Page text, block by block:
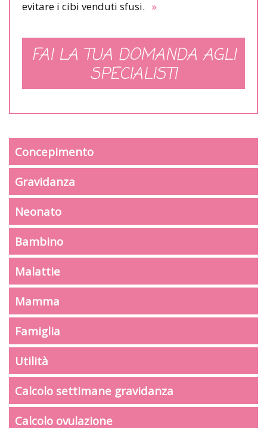
evitare i cibi venduti sfusi. »
FAI LA TUA DOMANDA AGLI
SPECIALISTI
Concepimento
Gravidanza
Neonato
Bambino
Malattie
Mamma
Famiglia
Utilità
Calcolo settimane gravidanza
Calcolo ovulazione